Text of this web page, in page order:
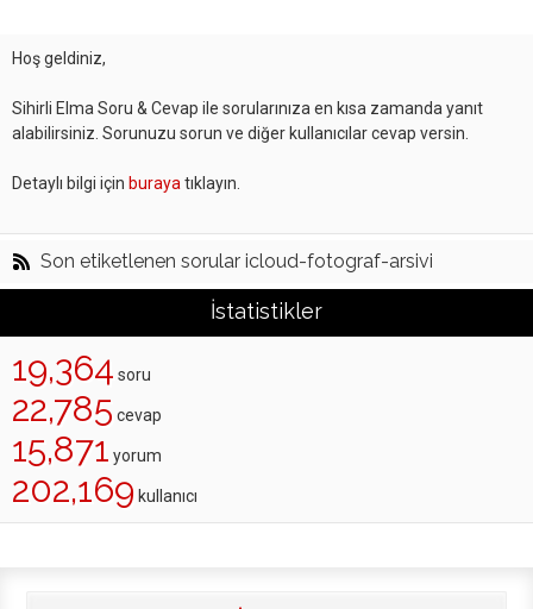
Hoş geldiniz,
Sihirli Elma Soru & Cevap ile sorularınıza en kısa zamanda yanıt
alabilirsiniz. Sorunuzu sorun ve diğer kullanıcılar cevap versin.
Detaylı bilgi için buraya tıklayın.
Son etiketlenen sorular icloud-fotograf-arsivi
İstatistikler
19,364 soru
22,785 cevap
15,871 yorum
202,169 kullanıcı